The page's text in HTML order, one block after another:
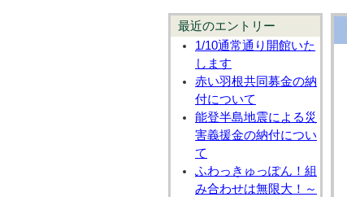
最近のエントリー
1/10通常通り開館いた
します
赤い羽根共同募金の納
付について
能登半島地震による災
害義援金の納付につい
て
ふわっきゅっぽん！組
み合わせは無限大！～